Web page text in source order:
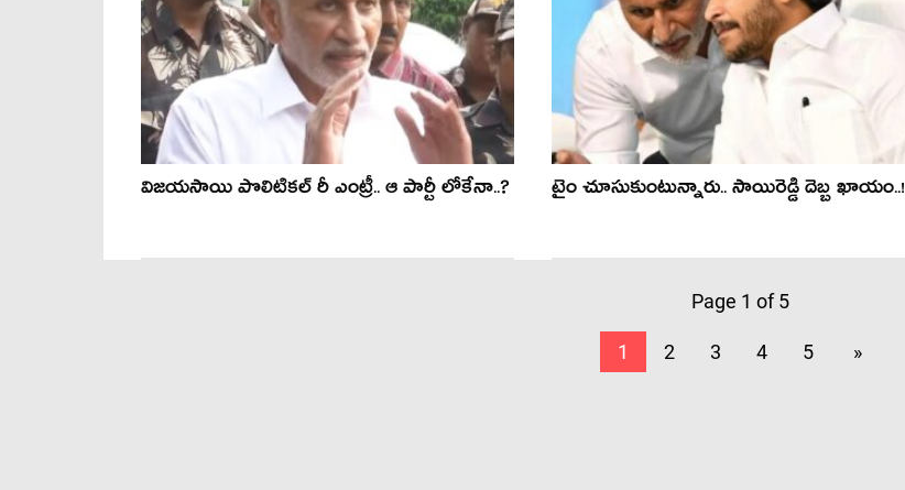
విజయసాయి పొలిటికల్ రీ ఎంట్రీ.. ఆ పార్టీ లోకేనా..? టైం చూసుకుంటున్నారు.. సాయిరెడ్డి దెబ్బ ఖాయం..!
Page 1 of 5
1 2 3 4 5 »